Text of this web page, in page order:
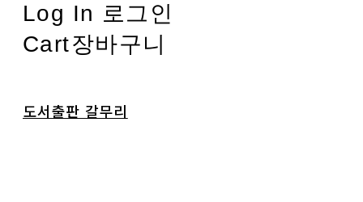
Log In 로그인
Cart장바구니
도서출판 갈무리